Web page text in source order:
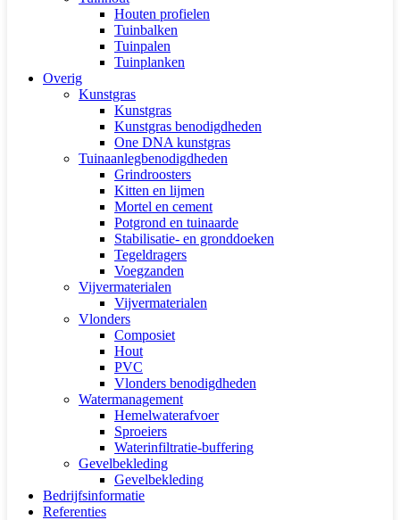
Houten profielen
Tuinbalken
Tuinpalen
Tuinplanken
Overig
Kunstgras
Kunstgras
Kunstgras benodigdheden
One DNA kunstgras
Tuinaanlegbenodigdheden
Grindroosters
Kitten en lijmen
Mortel en cement
Potgrond en tuinaarde
Stabilisatie- en gronddoeken
Tegeldragers
Voegzanden
Vijvermaterialen
Vijvermaterialen
Vlonders
Composiet
Hout
PVC
Vlonders benodigdheden
Watermanagement
Hemelwaterafvoer
Sproeiers
Waterinfiltratie-buffering
Gevelbekleding
Gevelbekleding
Bedrijfsinformatie
Referenties